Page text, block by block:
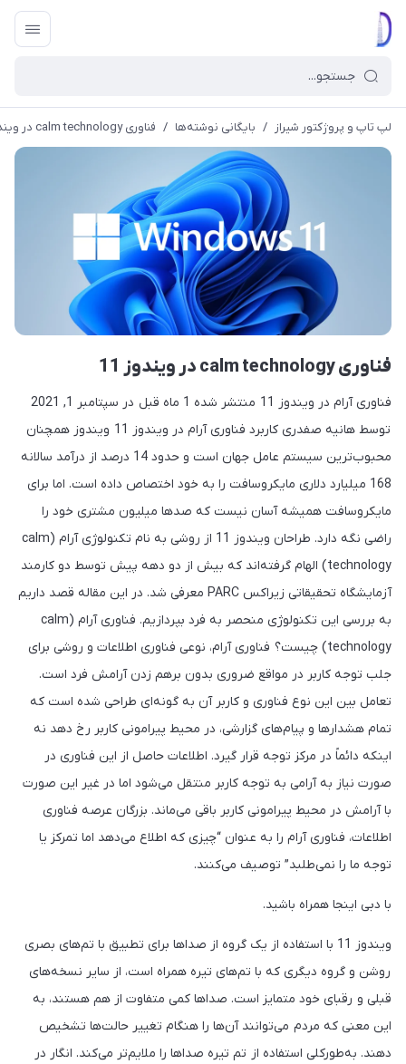
لپ تاپ و پروژکتور شیراز / بایگانی نوشته‌ها / فناوری calm technology در ویندوز 11
فناوری calm technology در ویندوز 11
فناوری آرام در ویندوز 11 منتشر شده 1 ماه قبل در سپتامبر 1, 2021
توسط هانیه صفدری کاربرد فناوری آرام در ویندوز 11 ویندوز همچنان
محبوب‌ترین سیستم عامل جهان است و حدود 14 درصد از درآمد سالانه
168 میلیارد دلاری مایکروسافت را به خود اختصاص داده است. اما برای
مایکروسافت همیشه آسان نیست که صدها میلیون مشتری خود را
راضی نگه دارد. طراحان ویندوز 11 از روشی به نام تکنولوژی آرام (calm
technology) الهام گرفته‌اند که بیش از دو دهه پیش توسط دو کارمند
آزمایشگاه تحقیقاتی زیراکس PARC معرفی شد. در این مقاله قصد داریم
به بررسی این تکنولوژی منحصر به فرد بپردازیم. فناوری آرام (calm
technology) چیست؟ فناوری آرام، نوعی فناوری اطلاعات و روشی برای
جلب توجه کاربر در مواقع ضروری بدون برهم زدن آرامش فرد است.
تعامل بین این نوع فناوری و کاربر آن به گونه‌ای طراحی شده است که
تمام هشدارها و پیام‌های گزارشی، در محیط پیرامونی کاربر رخ دهد نه
اینکه دائماً در مرکز توجه قرار گیرد. اطلاعات حاصل از این فناوری در
صورت نیاز به آرامی به توجه کاربر منتقل می‌شود اما در غیر این صورت
با آرامش در محیط پیرامونی کاربر باقی می‌ماند. بزرگان عرصه فناوری
اطلاعات، فناوری آرام را به عنوان “چیزی که اطلاع می‌دهد اما تمرکز یا
توجه ما را نمی‌طلبد” توصیف می‌کنند.
با دبی اینجا همراه باشید.
ویندوز 11 با استفاده از یک گروه از صداها برای تطبیق با تم‌های بصری
روشن و گروه دیگری که با تم‌های تیره همراه است، از سایر نسخه‌های
قبلی و رقبای خود متمایز است. صداها کمی متفاوت از هم هستند، به
این معنی که مردم می‌توانند آن‌ها را هنگام تغییر حالت‌ها تشخیص
دهند. به‌طورکلی استفاده از تم تیره صداها را ملایم‌تر می‌کند. انگار در